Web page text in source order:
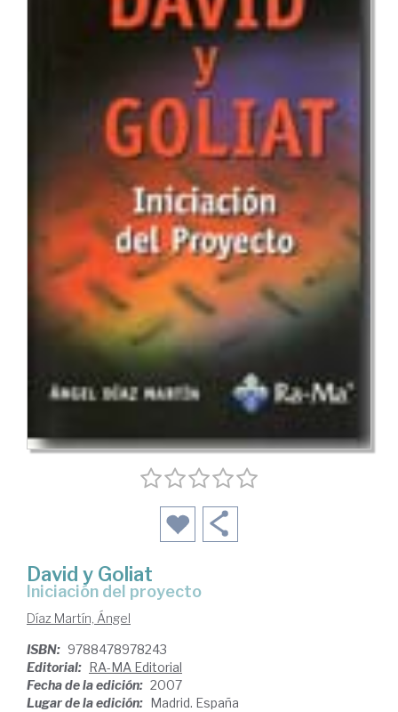
David y Goliat
iniciación del proyecto
Díaz Martín, Ángel
ISBN: 9788478978243
Editorial: RA-MA Editorial
Fecha de la edición: 2007
Lugar de la edición: Madrid. España